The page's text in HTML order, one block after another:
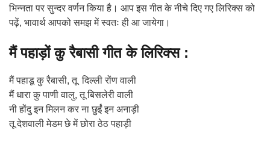
भिन्नता पर सुन्दर वर्णन किया है। आप इस गीत के नीचे दिए गए लिरिक्स को
पढ़ें, भावार्थ आपको समझ में स्वतः ही आ जायेगा।
मैं पहाड़ों कु रैबासी गीत के लिरिक्स :
मैं पहाडू कु रैबासी, तू दिल्ली रोंण वाली
मैं धारा कु पाणी वालु, तू बिसलेरी वाली
नी होंदु इन मिलन कर ना छुईं इन अनाड़ी
तू देशवाली मेडम छे में छोरा ठेठ पहाड़ी